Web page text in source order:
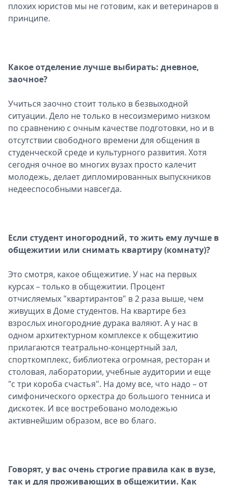
плохих юристов мы не готовим, как и ветеринаров в
принципе.
Какое отделение лучше выбирать: дневное,
заочное?
Учиться заочно стоит только в безвыходной
ситуации. Дело не только в несоизмеримо низком
по сравнению с очным качестве подготовки, но и в
отсутствии свободного времени для общения в
студенческой среде и культурного развития. Хотя
сегодня очное во многих вузах просто калечит
молодежь, делает дипломированных выпускников
недееспособными навсегда.
Если студент иногородний, то жить ему лучше в
общежитии или снимать квартиру (комнату)?
Это смотря, какое общежитие. У нас на первых
курсах – только в общежитии. Процент
отчисляемых "квартирантов" в 2 раза выше, чем
живущих в Доме студентов. На квартире без
взрослых иногородние дурака валяют. А у нас в
одном архитектурном комплексе к общежитию
прилагаются театрально-концертный зал,
спорткомплекс, библиотека огромная, ресторан и
столовая, лаборатории, учебные аудитории и еще
"с три короба счастья". На дому все, что надо – от
симфонического оркестра до большого тенниса и
дискотек. И все востребовано молодежью
активнейшим образом, все во благо.
Говорят, у вас очень строгие правила как в вузе,
так и для проживающих в общежитии. Как